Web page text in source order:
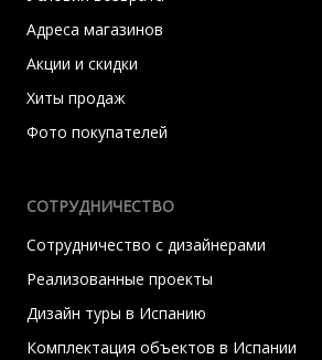
Адреса магазинов
Акции и скидки
Хиты продаж
Фото покупателей
СОТРУДНИЧЕСТВО
Сотрудничество с дизайнерами
Реализованные проекты
Дизайн туры в Испанию
Комплектация объектов в Испании